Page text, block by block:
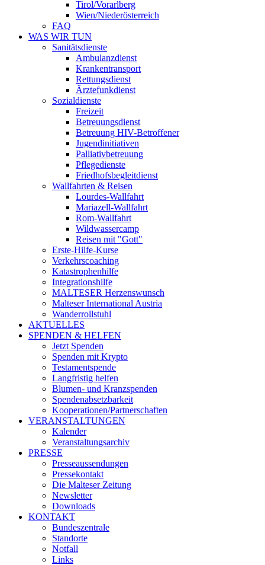
Tirol/Vorarlberg
Wien/Niederösterreich
FAQ
WAS WIR TUN
Sanitätsdienste
Ambulanzdienst
Krankentransport
Rettungsdienst
Ärztefunkdienst
Sozialdienste
Freizeit
Betreuungsdienst
Betreuung HIV-Betroffener
Jugendinitiativen
Palliativbetreuung
Pflegedienste
Friedhofsbegleitdienst
Wallfahrten & Reisen
Lourdes-Wallfahrt
Mariazell-Wallfahrt
Rom-Wallfahrt
Wildwassercamp
Reisen mit "Gott"
Erste-Hilfe-Kurse
Verkehrscoaching
Katastrophenhilfe
Integrationshilfe
MALTESER Herzenswunsch
Malteser International Austria
Wanderrollstuhl
AKTUELLES
SPENDEN & HELFEN
Jetzt Spenden
Spenden mit Krypto
Testamentspende
Langfristig helfen
Blumen- und Kranzspenden
Spendenabsetzbarkeit
Kooperationen/Partnerschaften
VERANSTALTUNGEN
Kalender
Veranstaltungsarchiv
PRESSE
Presseaussendungen
Pressekontakt
Die Malteser Zeitung
Newsletter
Downloads
KONTAKT
Bundeszentrale
Standorte
Notfall
Links